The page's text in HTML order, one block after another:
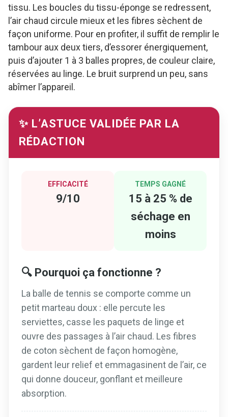
tissu. Les boucles du tissu-éponge se redressent,
l’air chaud circule mieux et les fibres sèchent de
façon uniforme. Pour en profiter, il suffit de remplir le
tambour aux deux tiers, d’essorer énergiquement,
puis d’ajouter 1 à 3 balles propres, de couleur claire,
réservées au linge. Le bruit surprend un peu, sans
abîmer l’appareil.
✨ L’ASTUCE VALIDÉE PAR LA
RÉDACTION
EFFICACITÉ
9/10
TEMPS GAGNÉ
15 à 25 % de
séchage en
moins
🔍 Pourquoi ça fonctionne ?
La balle de tennis se comporte comme un
petit marteau doux : elle percute les
serviettes, casse les paquets de linge et
ouvre des passages à l’air chaud. Les fibres
de coton sèchent de façon homogène,
gardent leur relief et emmagasinent de l’air, ce
qui donne douceur, gonflant et meilleure
absorption.